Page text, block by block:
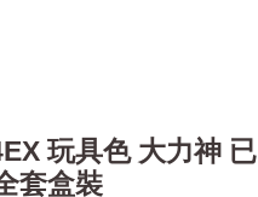
玩具色 大力神 已
套盒裝